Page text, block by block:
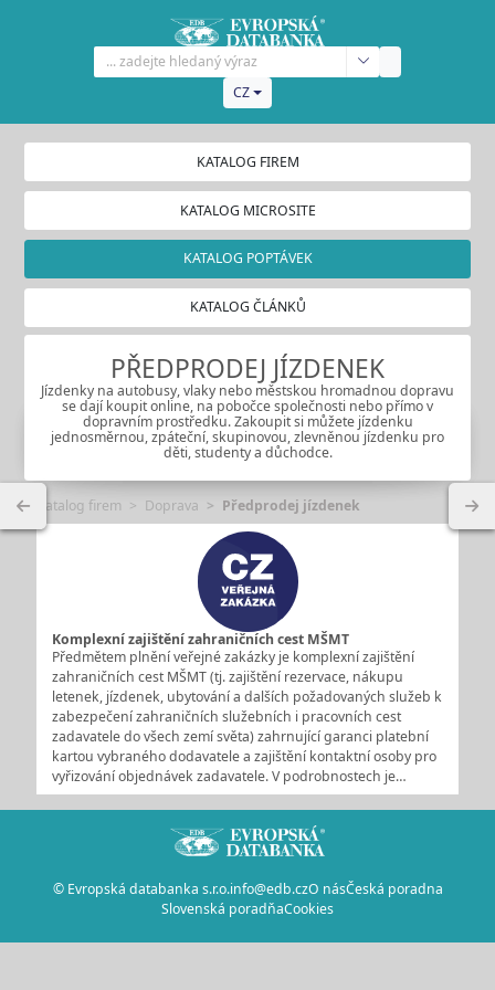
CZ
KATALOG FIREM
KATALOG MICROSITE
KATALOG POPTÁVEK
KATALOG ČLÁNKŮ
PŘEDPRODEJ JÍZDENEK
Jízdenky na autobusy, vlaky nebo městskou hromadnou dopravu
se dají koupit online, na pobočce společnosti nebo přímo v
dopravním prostředku. Zakoupit si můžete jízdenku
jednosměrnou, zpáteční, skupinovou, zlevněnou jízdenku pro
děti, studenty a důchodce.
Katalog firem Doprava Předprodej jízdenek
Komplexní zajištění zahraničních cest MŠMT
Předmětem plnění veřejné zakázky je komplexní zajištění
zahraničních cest MŠMT (tj. zajištění rezervace, nákupu
letenek, jízdenek, ubytování a dalších požadovaných služeb k
zabezpečení zahraničních služebních i pracovních cest
zadavatele do všech zemí světa) zahrnující garanci platební
kartou vybraného dodavatele a zajištění kontaktní osoby pro
vyřizování objednávek zadavatele. V podrobnostech je…
© Evropská databanka s.r.o.info@edb.czO násČeská poradna
Slovenská poradňaCookies